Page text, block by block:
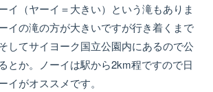
イ（ヤーイ＝大きい）という滝もありま
イの滝の方が大きいですが行き着くまで
してサイヨーク国立公園内にあるので公
とか。ノーイは駅から2km程ですので日
イがオススメです。